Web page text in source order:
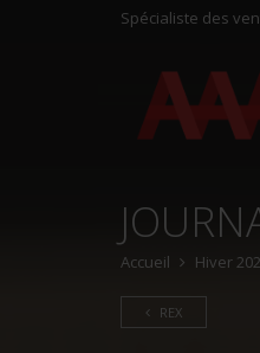
Spécialiste des
Accueil Hiver
REX